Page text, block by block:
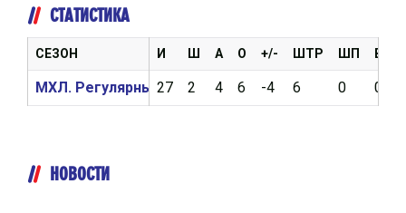
СТАТИСТИКА
И Ш А О +/- ШТР ШП ВБР
27 2 4 6 -4 6 0 0
СЕЗОН
МХЛ. Регулярный чемпионат 2016/2017
НОВОСТИ